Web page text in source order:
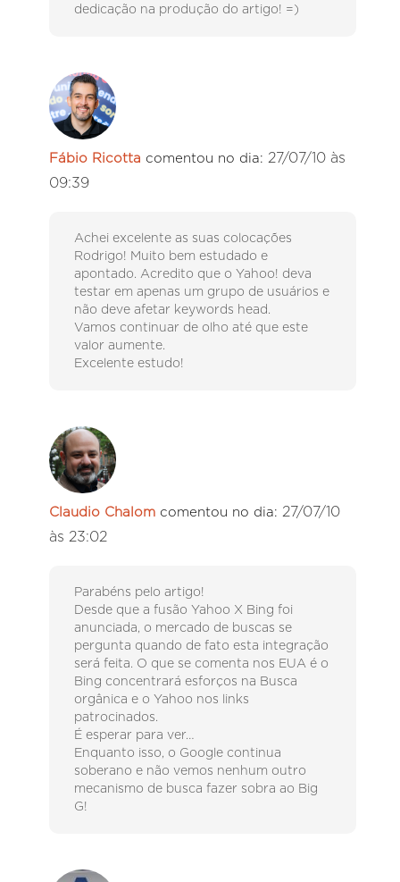
dedicação na produção do artigo! =)
Fábio Ricotta comentou no dia: 27/07/10 às
09:39
Achei excelente as suas colocações
Rodrigo! Muito bem estudado e
apontado. Acredito que o Yahoo! deva
testar em apenas um grupo de usuários e
não deve afetar keywords head.
Vamos continuar de olho até que este
valor aumente.
Excelente estudo!
Claudio Chalom comentou no dia: 27/07/10
às 23:02
Parabéns pelo artigo!
Desde que a fusão Yahoo X Bing foi
anunciada, o mercado de buscas se
pergunta quando de fato esta integração
será feita. O que se comenta nos EUA é o
Bing concentrará esforços na Busca
orgânica e o Yahoo nos links
patrocinados.
É esperar para ver…
Enquanto isso, o Google continua
soberano e não vemos nenhum outro
mecanismo de busca fazer sobra ao Big
G!